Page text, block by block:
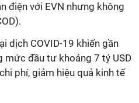
điện với EVN nhưng không
dịch COVID-19 khiến gần
đầu tư khoảng 7 tỷ USD
phí, giảm hiệu quả kinh tế